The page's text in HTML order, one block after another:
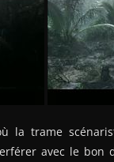
la trame
avec le bon